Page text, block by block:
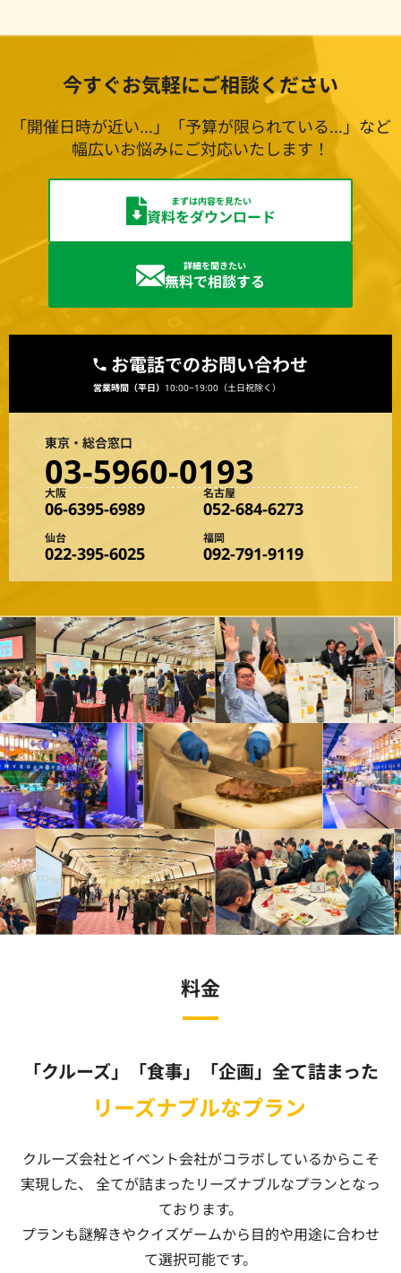
今すぐお気軽にご相談ください
「開催日時が近い...」「予算が限られている...」など
幅広いお悩みにご対応いたします！
まずは内容を見たい
資料をダウンロード
詳細を聞きたい
無料で相談する
お電話でのお問い合わせ
営業時間（平日） 10:00~19:00（土日祝除く）
東京・総合窓口
03-5960-0193
大阪
06-6395-6989
名古屋
052-684-6273
仙台
022-395-6025
福岡
092-791-9119
料金
「クルーズ」「食事」「企画」全て詰まった
リーズナブルなプラン
クルーズ会社とイベント会社がコラボしているからこそ
実現した、
全てが詰まったリーズナブルなプランとなっ
ております。
プランも謎解きやクイズゲームから目的や用途に合わせ
て選択可能です。